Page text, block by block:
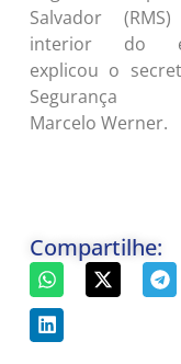
Salvador
interior do
explicou o
Segurança
Marcelo Werner.
Compartilhe: